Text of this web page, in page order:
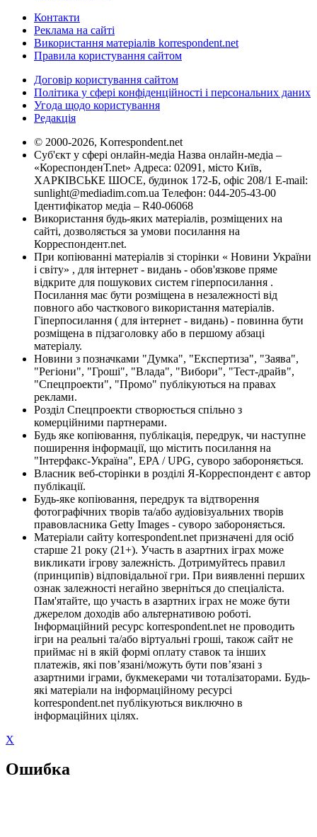
Контакти
Реклама на сайті
Використання матеріалів korrespondent.net
Правила користування сайтом
Договір користування сайтом
Політика у сфері конфіденційності і персональних даних
Угода щодо користування
Редакція
© 2000-2026, Korrespondent.net
Суб'єкт у сфері онлайн-медіа Назва онлайн-медіа –
«КореспонденТ.net» Адреса: 02091, місто Київ,
ХАРКІВСЬКЕ ШОСЕ, будинок 172-Б, офіс 208/1 E-mail:
sunlight@mediadim.com.ua Телефон: 044-205-43-00
Ідентифікатор медіа – R40-06068
Використання будь-яких матеріалів, розміщених на
сайті, дозволяється за умови посилання на
Корреспондент.net.
При копіюванні матеріалів зі сторінки « Новини України
і світу» , для інтернет - видань - обов'язкове пряме
відкрите для пошукових систем гіперпосилання .
Посилання має бути розміщена в незалежності від
повного або часткового використання матеріалів.
Гіперпосилання ( для інтернет - видань) - повинна бути
розміщена в підзаголовку або в першому абзаці
матеріалу.
Новини з позначками "Думка", "Експертиза", "Заява",
"Регіони", "Гроші", "Влада", "Вибори", "Тест-драйв",
"Спецпроекти", "Промо" публікуються на правах
реклами.
Розділ Спецпроекти створюється спільно з
комерційними партнерами.
Будь яке копіювання, публікація, передрук, чи наступне
поширення інформації, що містить посилання на
"Інтерфакс-Україна", EPA / UPG, суворо забороняється.
Власник веб-сторінки в розділі Я-Корреспондент є автор
публікації.
Будь-яке копіювання, передрук та відтворення
фотографічних творів та/або аудіовізуальних творів
правовласника Getty Images - суворо забороняється.
Матеріали сайту korrespondent.net призначені для осіб
старше 21 року (21+). Участь в азартних іграх може
викликати ігрову залежність. Дотримуйтесь правил
(принципів) відповідальної гри. При виявленні перших
ознак залежності негайно зверніться до спеціаліста.
Пам'ятайте, що участь в азартних іграх не може бути
джерелом доходів або альтернативою роботі.
Інформаційний ресурс korrespondent.net не проводить
ігри на реальні та/або віртуальні гроші, також сайт не
приймає ні в якій формі оплату ставок та інших
платежів, які пов’язані/можуть бути пов’язані з
азартними іграми, букмекерами чи тоталізаторами. Будь-
які матеріали на інформаційному ресурсі
korrespondent.net публікуються виключно в
інформаційних цілях.
X
Ошибка